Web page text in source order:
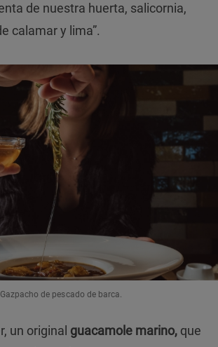
de nuestra huerta, salicornia,
calamar y lima”.
Gazpacho de pescado de barca.
un original guacamole marino, que